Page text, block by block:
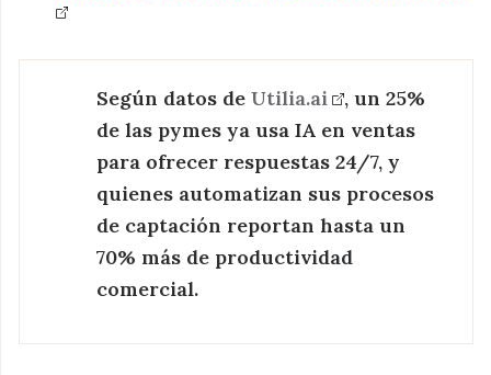
Según datos de Utilia.ai
, un 25%
de las pymes ya usa IA en ventas
para ofrecer respuestas 24/7, y
quienes automatizan sus procesos
de captación reportan hasta un
70% más de productividad
comercial.